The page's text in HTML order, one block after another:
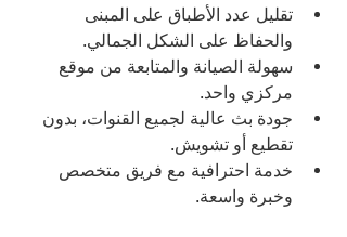
تقليل عدد الأطباق على المبنى
والحفاظ على الشكل الجمالي.
سهولة الصيانة والمتابعة من موقع
مركزي واحد.
جودة بث عالية لجميع القنوات، بدون
تقطيع أو تشويش.
خدمة احترافية مع فريق متخصص
وخبرة واسعة.